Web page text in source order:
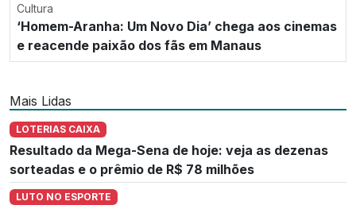
Cultura
‘Homem-Aranha: Um Novo Dia’ chega aos cinemas
e reacende paixão dos fãs em Manaus
Mais Lidas
LOTERIAS CAIXA
Resultado da Mega-Sena de hoje: veja as dezenas
sorteadas e o prêmio de R$ 78 milhões
LUTO NO ESPORTE